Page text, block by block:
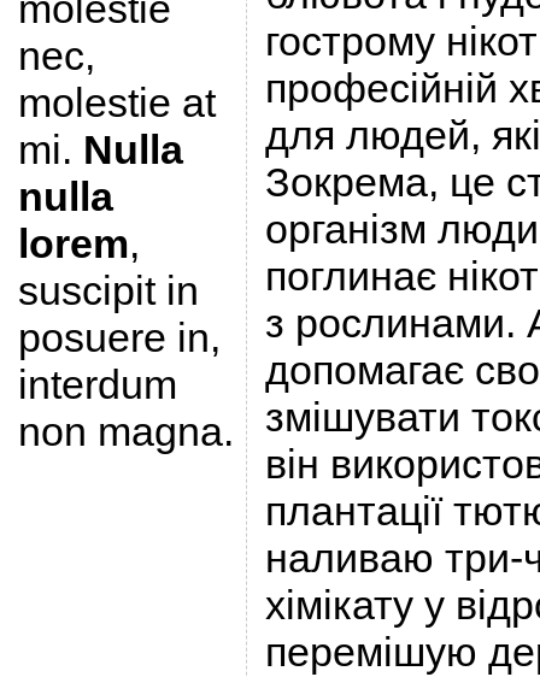
nec,
molestie at
mi. Nulla
nulla
lorem,
suscipit in
posuere in,
interdum
non magna.
гострому
професійній
для людей,
Зокрема, це
організм
поглинає
з рослинами.
допомагає
змішувати
він
плантації
наливаю три-
хімікату у
перемішую